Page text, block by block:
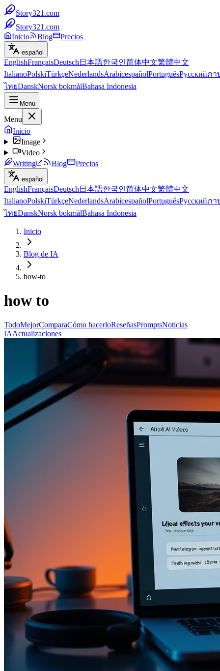
Story321.com
Story321.com
Inicio
Blog Precios
español
EnglishFrançaisDeutsch 日本語한국인简体中文繁體中文
ItalianoPolskiTürkçeNederlandsArabicespañolPortuguêsРусскийภา
ไทยDanskNorsk bokmålBahasa Indonesia
Menu
Menu
Inicio
Image
Video
Writing
Blog Precios
español
EnglishFrançaisDeutsch 日本語한국인简体中文繁體中文
ItalianoPolskiTürkçeNederlandsArabicespañolPortuguêsРусскийภา
ไทยDanskNorsk bokmålBahasa Indonesia
Inicio
Blog de IA
how-to
how to
TodoMejorComparaCómo hacerloReseñasPromptsNoticias
IAActualizaciones